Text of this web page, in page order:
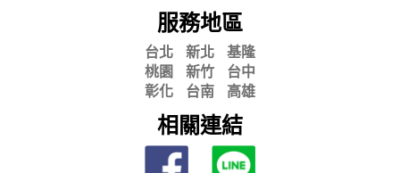
服務地區
台北 新北
基隆
桃園
新竹
台中
彰化
台南 高雄
相關連結